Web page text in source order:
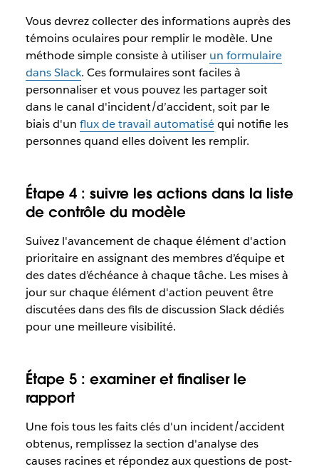
Vous devrez collecter des informations auprès des
témoins oculaires pour remplir le modèle. Une
méthode simple consiste à utiliser un formulaire
dans Slack. Ces formulaires sont faciles à
personnaliser et vous pouvez les partager soit
dans le canal d'incident/d’accident, soit par le
biais d'un flux de travail automatiséqui notifie les
personnes quand elles doivent les remplir.
Étape 4 : suivre les actions dans la liste
de contrôle du modèle
Suivez l'avancement de chaque élément d'action
prioritaire en assignant des membres d’équipe et
des dates d’échéance à chaque tâche. Les mises à
jour sur chaque élément d'action peuvent être
discutées dans des fils de discussion Slack dédiés
pour une meilleure visibilité.
Étape 5 : examiner et finaliser le
rapport
Une fois tous les faits clés d'un incident/accident
obtenus, remplissez la section d'analyse des
causes racines et répondez aux questions de post-